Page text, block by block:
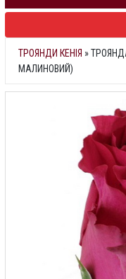
ТРОЯНДИ КЕНІЯ »
МАЛИНОВИЙ)